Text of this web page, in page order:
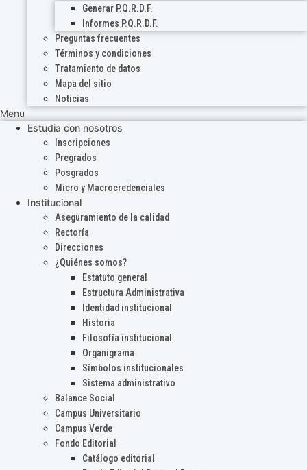
Generar P.Q.R.D.F.
Informes P.Q.R.D.F.
Preguntas frecuentes
Términos y condiciones
Tratamiento de datos
Mapa del sitio
Noticias
Menu
Estudia con nosotros
Inscripciones
Pregrados
Posgrados
Micro y Macrocredenciales
Institucional
Aseguramiento de la calidad
Rectoría
Direcciones
¿Quiénes somos?
Estatuto general
Estructura Administrativa
Identidad institucional
Historia
Filosofía institucional
Organigrama
Símbolos institucionales
Sistema administrativo
Balance Social
Campus Universitario
Campus Verde
Fondo Editorial
Catálogo editorial